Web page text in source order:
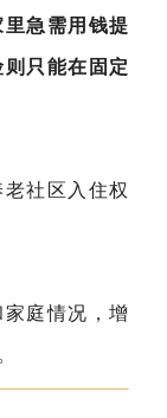
急需用钱提
只能在固定
社区入住权
庭情况，增